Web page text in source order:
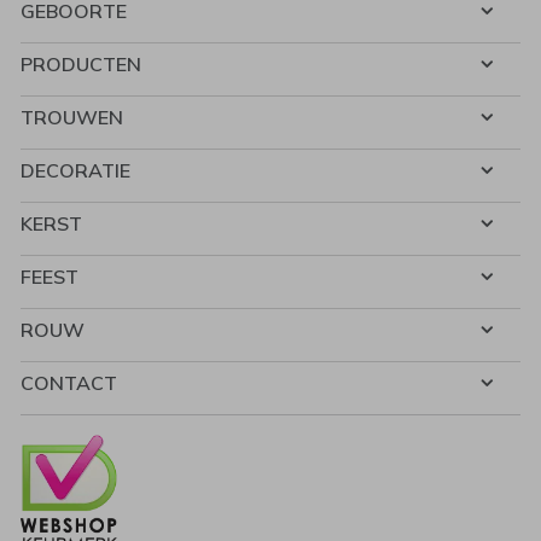
GEBOORTE
PRODUCTEN
TROUWEN
DECORATIE
KERST
FEEST
ROUW
CONTACT